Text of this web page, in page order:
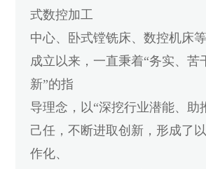
式数控加工
中心、卧式镗铣床、数控机床
成立以来，一直秉着“务实、苦
新”的指
导理念，以“深挖行业潜能、助
己任，不断进取创新，形成了
作化、